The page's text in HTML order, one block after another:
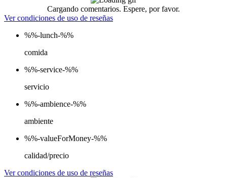
Cargando comentarios. Espere, por favor.
Ver condiciones de uso de reseñas
%%-lunch-%%
comida
%%-service-%%
servicio
%%-ambience-%%
ambiente
%%-valueForMoney-%%
calidad/precio
Ver condiciones de uso de reseñas